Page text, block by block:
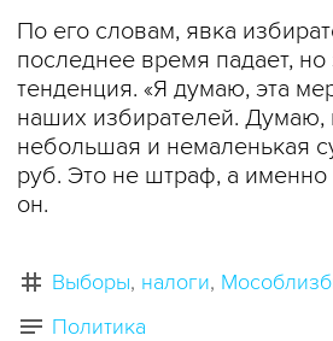
По его словам, явка
последнее время падает,
тенденция. «Я думаю, эта
наших избирателей. Думаю,
небольшая и немаленькая
руб. Это не штраф, а именно
он.
Выборы налоги
Политика